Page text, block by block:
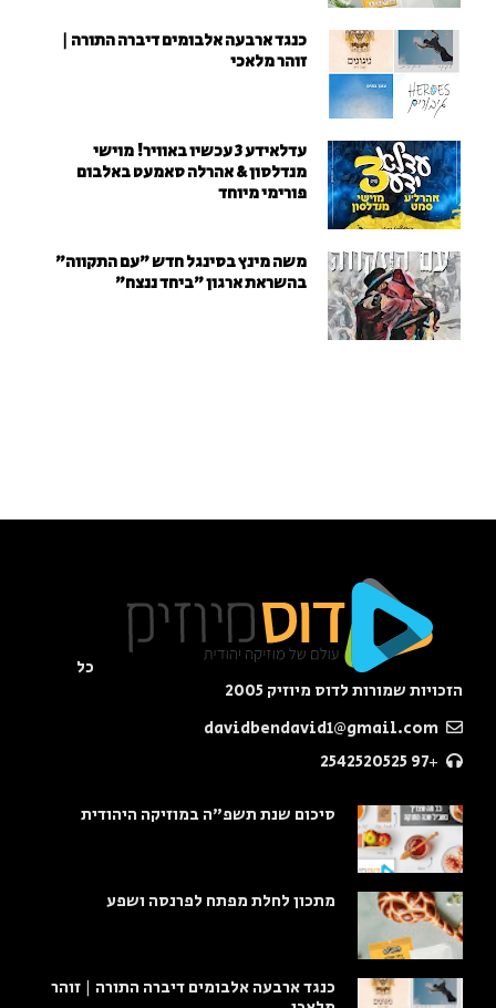
כנגד ארבעה אלבומים דיברה התורה |
זוהר מלאכי
עדלאידע 3 עכשיו באוויר! מוישי
מנדלסון & אהרלה סאמעט באלבום
פורימי מיוחד
משה מינץ בסינגל חדש ״עם התקווה״
בהשראת ארגון "ביחד ננצח"
כל
הזכויות שמורות לדוס מיוזיק 2005
+97 2542520525
סיכום שנת תשפ"ה במוזיקה היהודית
מתכון לחלת מפתח לפרנסה ושפע
כנגד ארבעה אלבומים דיברה התורה | זוהר